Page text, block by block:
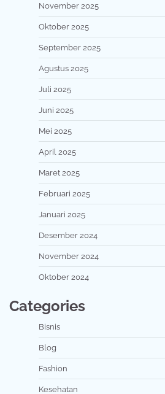
November 2025
Oktober 2025
September 2025
Agustus 2025
Juli 2025
Juni 2025
Mei 2025
April 2025
Maret 2025
Februari 2025
Januari 2025
Desember 2024
November 2024
Oktober 2024
Categories
Bisnis
Blog
Fashion
Kesehatan